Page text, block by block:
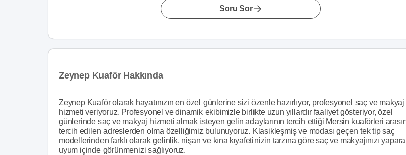
Soru Sor
Zeynep Kuaför Hakkında
Zeynep Kuaför olarak hayatınızın en özel günlerine sizi özenle hazırlıyor, profesyonel saç ve makyaj
hizmeti veriyoruz. Profesyonel ve dinamik ekibimizle birlikte uzun yıllardır faaliyet gösteriyor, özel
günlerinde saç ve makyaj hizmeti almak isteyen gelin adaylarının tercih ettiği Mersin kuaförleri
tercih edilen adreslerden olma özelliğimiz bulunuyoruz. Klasikleşmiş ve modası geçen tek tip saç
modellerinden farklı olarak gelinlik, nişan ve kına kıyafetinizin tarzına göre saç ve makyajınızı
uyum içinde görünmenizi sağlıyoruz.